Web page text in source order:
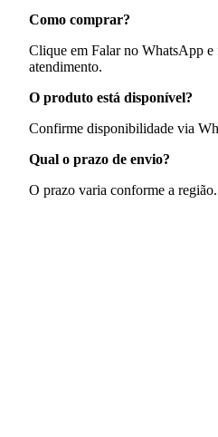
Como comprar?
Clique em Falar no WhatsApp
atendimento.
O produto está disponível?
Confirme disponibilidade via
Qual o prazo de envio?
O prazo varia conforme a região.